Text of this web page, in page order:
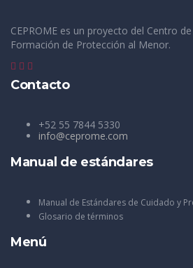
CEPROME es un proyecto del Centro
Formación de Protección al Menor.
Contacto
+52 55 7844 5330
info@ceprome.com
Manual de estándares
Manual de Estándares de Cuidado y
Glosario de términos
Menú